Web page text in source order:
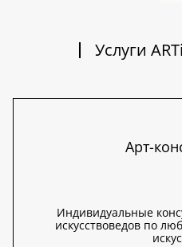
Услуги
Арт-
Индивидуальные
искусствоведов по